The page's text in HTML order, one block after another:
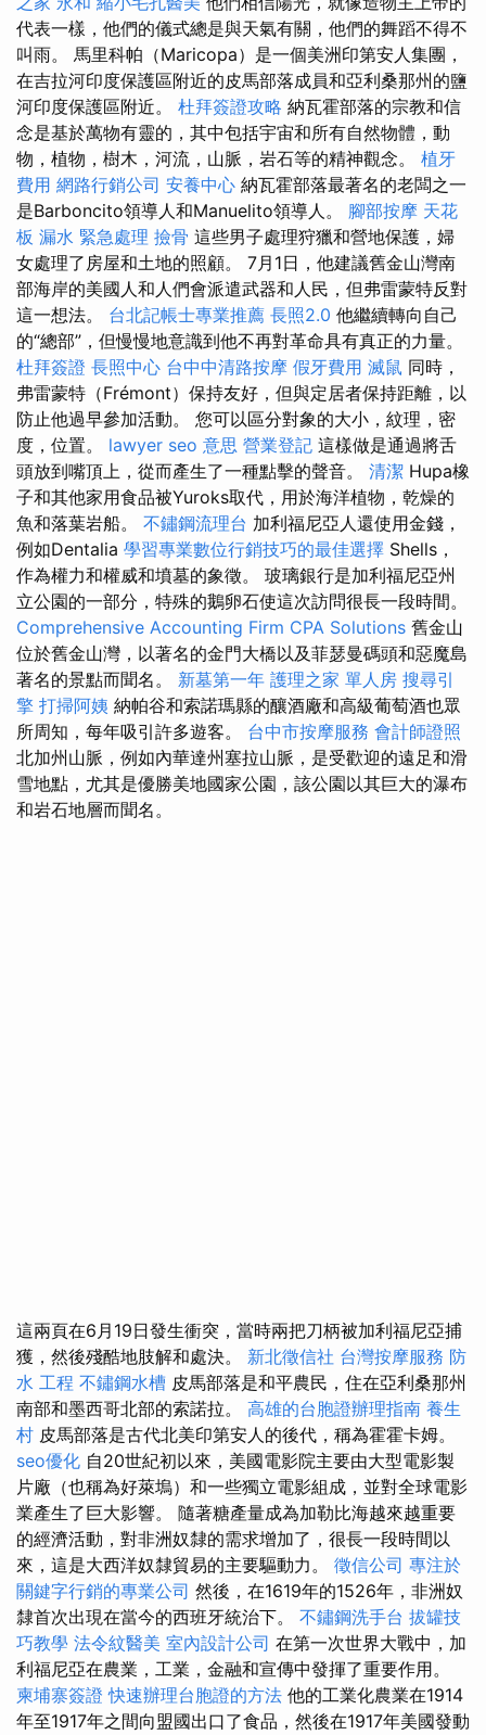
代表一樣，他們的儀式總是與天氣有關，他們的舞蹈不得不
叫雨。 馬里科帕（Maricopa）是一個美洲印第安人集團，
在吉拉河印度保護區附近的皮馬部落成員和亞利桑那州的鹽
河印度保護區附近。 杜拜簽證攻略 納瓦霍部落的宗教和信
念是基於萬物有靈的，其中包括宇宙和所有自然物體，動
物，植物，樹木，河流，山脈，岩石等的精神觀念。 植牙
費用 網路行銷公司 安養中心 納瓦霍部落最著名的老闆之一
是Barboncito領導人和Manuelito領導人。 腳部按摩 天花
板 漏水 緊急處理 撿骨 這些男子處理狩獵和營地保護，婦
女處理了房屋和土地的照顧。 7月1日，他建議舊金山灣南
部海岸的美國人和人們會派遣武器和人民，但弗雷蒙特反對
這一想法。 台北記帳士專業推薦 長照2.0 他繼續轉向自己
的“總部”，但慢慢地意識到他不再對革命具有真正的力量。
杜拜簽證 長照中心 台中中清路按摩 假牙費用 滅鼠 同時，
弗雷蒙特（Frémont）保持友好，但與定居者保持距離，以
防止他過早參加活動。 您可以區分對象的大小，紋理，密
度，位置。 lawyer seo 意思 營業登記 這樣做是通過將舌
頭放到嘴頂上，從而產生了一種點擊的聲音。 清潔 Hupa橡
子和其他家用食品被Yuroks取代，用於海洋植物，乾燥的
魚和落葉岩船。 不鏽鋼流理台 加利福尼亞人還使用金錢，
例如Dentalia 學習專業數位行銷技巧的最佳選擇 Shells，
作為權力和權威和墳墓的象徵。 玻璃銀行是加利福尼亞州
立公園的一部分，特殊的鵝卵石使這次訪問很長一段時間。
Comprehensive Accounting Firm CPA Solutions 舊金山
位於舊金山灣，以著名的金門大橋以及菲瑟曼碼頭和惡魔島
著名的景點而聞名。 新墓第一年 護理之家 單人房 搜尋引
擎 打掃阿姨 納帕谷和索諾瑪縣的釀酒廠和高級葡萄酒也眾
所周知，每年吸引許多遊客。 台中市按摩服務 會計師證照
北加州山脈，例如內華達州塞拉山脈，是受歡迎的遠足和滑
雪地點，尤其是優勝美地國家公園，該公園以其巨大的瀑布
和岩石地層而聞名。
這兩頁在6月19日發生衝突，當時兩把刀柄被加利福尼亞捕
獲，然後殘酷地肢解和處決。 新北徵信社 台灣按摩服務 防
水 工程 不鏽鋼水槽 皮馬部落是和平農民，住在亞利桑那州
南部和墨西哥北部的索諾拉。 高雄的台胞證辦理指南 養生
村 皮馬部落是古代北美印第安人的後代，稱為霍霍卡姆。
seo優化 自20世紀初以來，美國電影院主要由大型電影製
片廠（也稱為好萊塢）和一些獨立電影組成，並對全球電影
業產生了巨大影響。 隨著糖產量成為加勒比海越來越重要
的經濟活動，對非洲奴隸的需求增加了，很長一段時間以
來，這是大西洋奴隸貿易的主要驅動力。 徵信公司 專注於
關鍵字行銷的專業公司 然後，在1619年的1526年，非洲奴
隸首次出現在當今的西班牙統治下。 不鏽鋼洗手台 拔罐技
巧教學 法令紋醫美 室內設計公司 在第一次世界大戰中，加
利福尼亞在農業，工業，金融和宣傳中發揮了重要作用。
柬埔寨簽證 快速辦理台胞證的方法 他的工業化農業在1914
年至1917年之間向盟國出口了食品，然後在1917年美國發動